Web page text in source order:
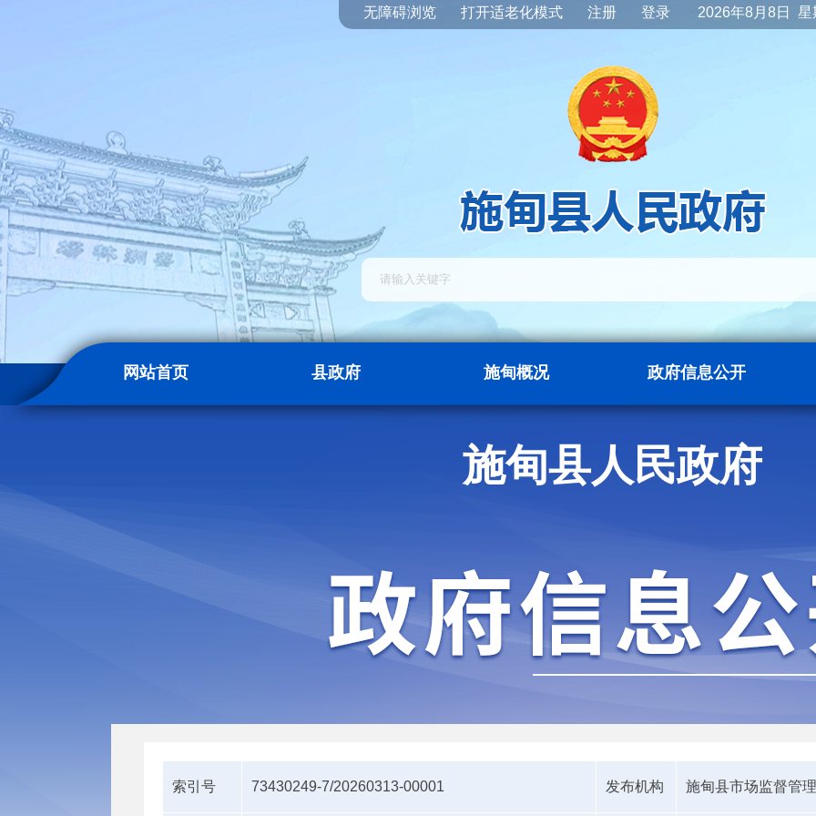
无障碍浏览 打开适老化模式 注册 登录 2026年8月8日 星
网站首页 县政府 施甸概况 政府信息公开
施甸资讯
施甸县人民政府
索引号 73430249-7/20260313-00001 发布机构 施甸县市场监督管